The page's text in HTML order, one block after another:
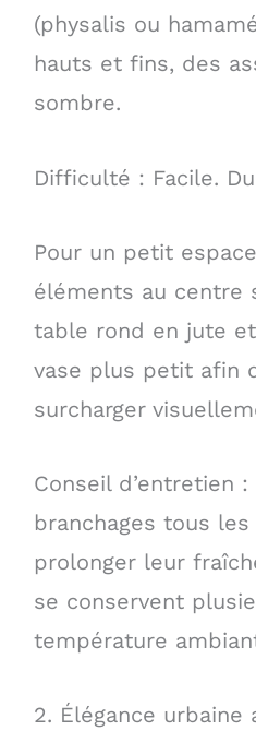
(physalis ou
hauts et fins, des
sombre.
Difficulté : Facile.
Pour un petit
éléments au centre
table rond en jute
vase plus petit afin
surcharger
Conseil d’entretien :
branchages tous
prolonger leur
se conservent
température
2. Élégance urbaine